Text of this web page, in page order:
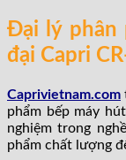
Đại lý phân
đại Capri
Caprivietnam.com
phẩm bếp máy
nghiệm trong
phẩm chất lượng